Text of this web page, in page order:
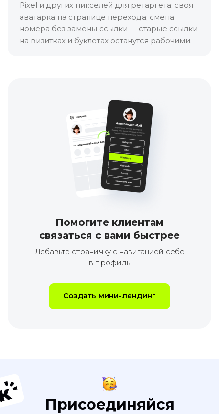
Pixel и других пикселей для ретаргета; своя
аватарка на странице перехода; смена
номера без замены ссылки — старые ссылки
на визитках и буклетах останутся рабочими.
Помогите клиентам
связаться с вами быстрее
Добавьте страничку с навигацией себе
в профиль
Создать мини-лендинг
Присоединяйся